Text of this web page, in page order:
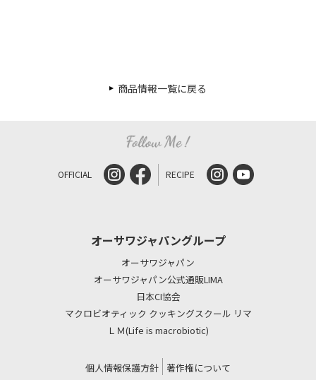
商品情報一覧に戻る
OFFICIAL RECIPE
オーサワジャパングループ
オーサワジャパン
オーサワジャパン公式通販LIMA
日本CI協会
マクロビオティック クッキングスクール リマ
ＬＭ(Life is macrobiotic)
個人情報保護方針 著作権について